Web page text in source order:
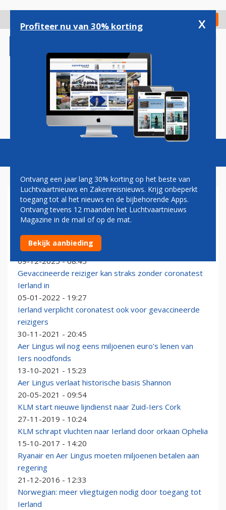
gaan
Check in
Magazine Podcasts Vacatures
IERLAND
Zelensky bevestigt: drones naderden zijn vliegtuig in
Ierland
09-12-2025 - 08:45
Gevaccineerde reiziger kan straks zonder coronatest
Ierland in
05-01-2022 - 19:27
Ierland verplicht coronatest ook voor gevaccineerde
reizigers
30-11-2021 - 20:45
Aer Lingus wil nog eens miljoenen euro's lenen van
Iers noodfonds
13-10-2021 - 15:23
Aer Lingus verlaat historische basis Shannon
20-05-2021 - 09:54
KLM start nieuwe lijndienst naar Zuid-Iers Cork
27-11-2019 - 10:24
KLM schrapt vluchten naar Ierland door orkaan Ophelia
15-10-2017 - 14:20
Ryanair en Aer Lingus moeten miljoenen betalen aan
regering
21-12-2016 - 12:33
Norwegian: meer vliegtuigen nodig door toegang tot
Ierland
Profiteer nu van 30% korting x
Ontvang een jaar lang 30% korting op het beste van
Luchtvaartnieuws en Zakenreisnieuws. Krijg onbeperkt
toegang tot al het nieuws en de bijbehorende Apps.
Ontvang tevens 12 maanden het Luchtvaartnieuws
Magazine in de mail of op de mat.
Bekijk aanbieding